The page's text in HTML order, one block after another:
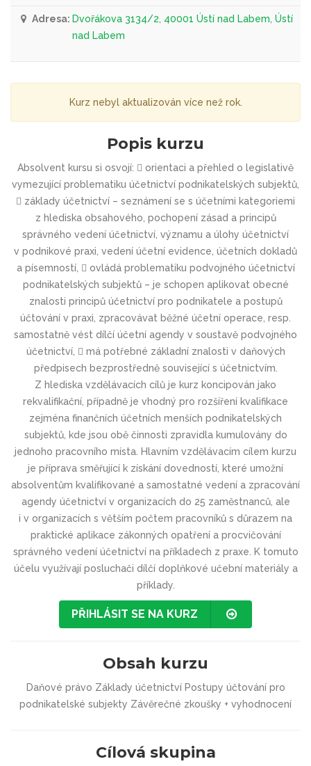
Adresa: Dvořákova 3134/2, 40001 Ústí nad Labem, Ústí
nad Labem
Kurz nebyl aktualizován více než rok.
Popis kurzu
Absolvent kursu si osvojí:  orientaci a přehled o legislativě
vymezující problematiku účetnictví podnikatelských subjektů,
 základy účetnictví – seznámení se s účetními kategoriemi
z hlediska obsahového, pochopení zásad a principů
správného vedení účetnictví, významu a úlohy účetnictví
v podnikové praxi, vedení účetní evidence, účetních dokladů
a písemností,  ovládá problematiku podvojného účetnictví
podnikatelských subjektů – je schopen aplikovat obecné
znalosti principů účetnictví pro podnikatele a postupů
účtování v praxi, zpracovávat běžné účetní operace, resp.
samostatně vést dílčí účetní agendy v soustavě podvojného
účetnictví,  má potřebné základní znalosti v daňových
předpisech bezprostředně související s účetnictvím.
Z hlediska vzdělávacích cílů je kurz koncipován jako
rekvalifikační, případně je vhodný pro rozšíření kvalifikace
zejména finančních účetních menších podnikatelských
subjektů, kde jsou obě činnosti zpravidla kumulovány do
jednoho pracovního místa. Hlavním vzdělávacím cílem kurzu
je příprava směřující k získání dovedností, které umožní
absolventům kvalifikované a samostatné vedení a zpracování
agendy účetnictví v organizacích do 25 zaměstnanců, ale
i v organizacích s větším počtem pracovníků s důrazem na
praktické aplikace zákonných opatření a procvičování
správného vedení účetnictví na příkladech z praxe. K tomuto
účelu využívají posluchači dílčí doplňkové učební materiály a
příklady.
PŘIHLÁSIT SE NA KURZ
Obsah kurzu
Daňové právo Základy účetnictví Postupy účtování pro
podnikatelské subjekty Závěrečné zkoušky + vyhodnocení
Cílová skupina